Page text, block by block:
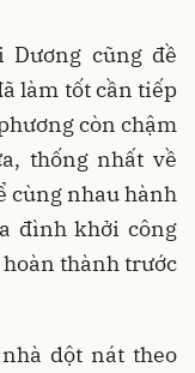
Dương cũng đề
làm tốt cần tiếp
còn chậm
thống nhất về
cùng nhau hành
đình khởi công
thành trước
dột nát theo